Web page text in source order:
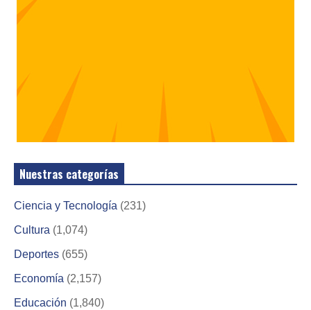
Nuestras categorías
Ciencia y Tecnología (231)
Cultura (1,074)
Deportes (655)
Economía (2,157)
Educación (1,840)